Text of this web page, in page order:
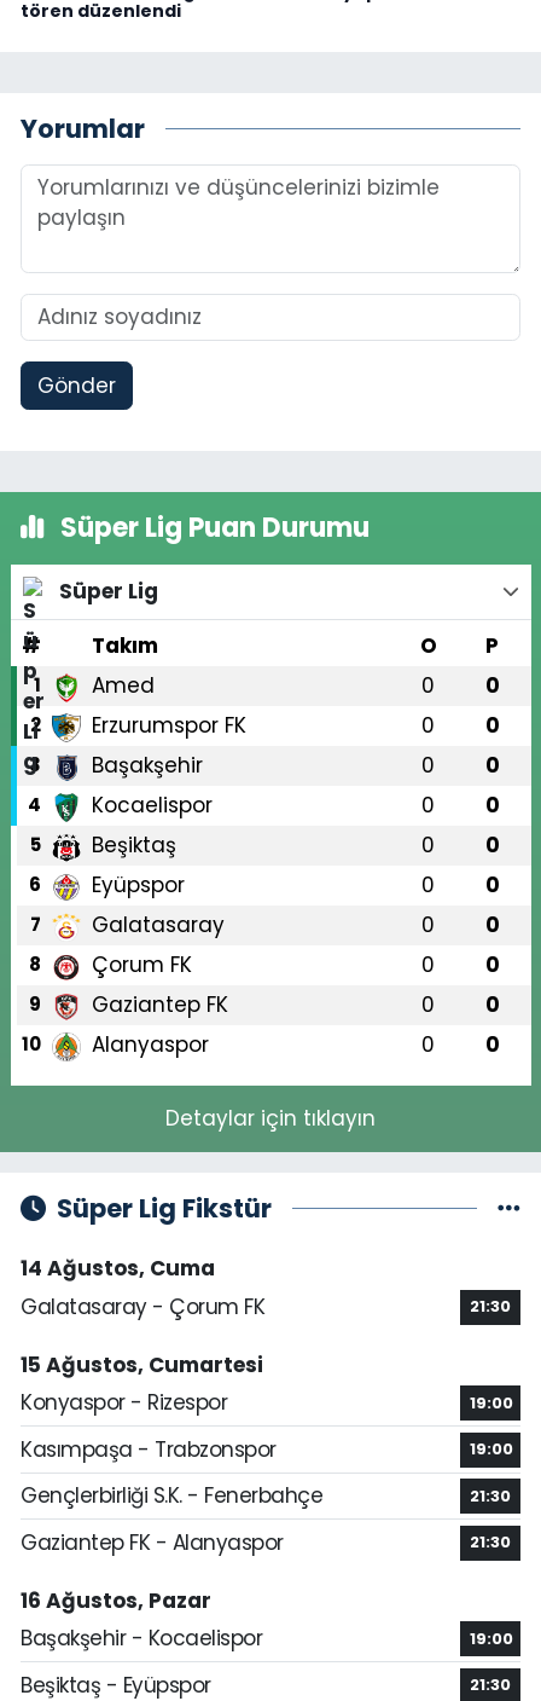
tören düzenlendi
Yorumlar
Gönder
Süper Lig Puan Durumu
Süper Lig
#
Takım O P
1 Amed 0 0
2 Erzurumspor FK 0 0
3 Başakşehir 0 0
4 Kocaelispor 0 0
5 Beşiktaş 0 0
6 Eyüpspor 0 0
7 Galatasaray 0 0
8 Çorum FK 0 0
9 Gaziantep FK 0 0
10 Alanyaspor 0 0
Detaylar için tıklayın
Süper Lig Fikstür
14 Ağustos, Cuma
Galatasaray - Çorum FK
21:30
15 Ağustos, Cumartesi
Konyaspor - Rizespor
19:00
Kasımpaşa - Trabzonspor 19:00
Gençlerbirliği S.K. - Fenerbahçe 21:30
Gaziantep FK - Alanyaspor 21:30
16 Ağustos, Pazar
Başakşehir - Kocaelispor
19:00
Beşiktaş - Eyüpspor 21:30